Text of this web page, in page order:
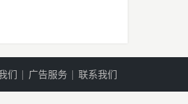
们 | 广告服务 | 联系我们